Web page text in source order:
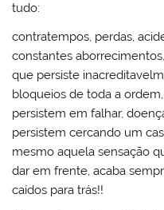
tudo:
contratempos, perdas,
constantes
que persiste
bloqueios de toda a
persistem em falhar,
persistem cercando um
mesmo aquela sensação
dar em frente, acaba
caídos para trás!!